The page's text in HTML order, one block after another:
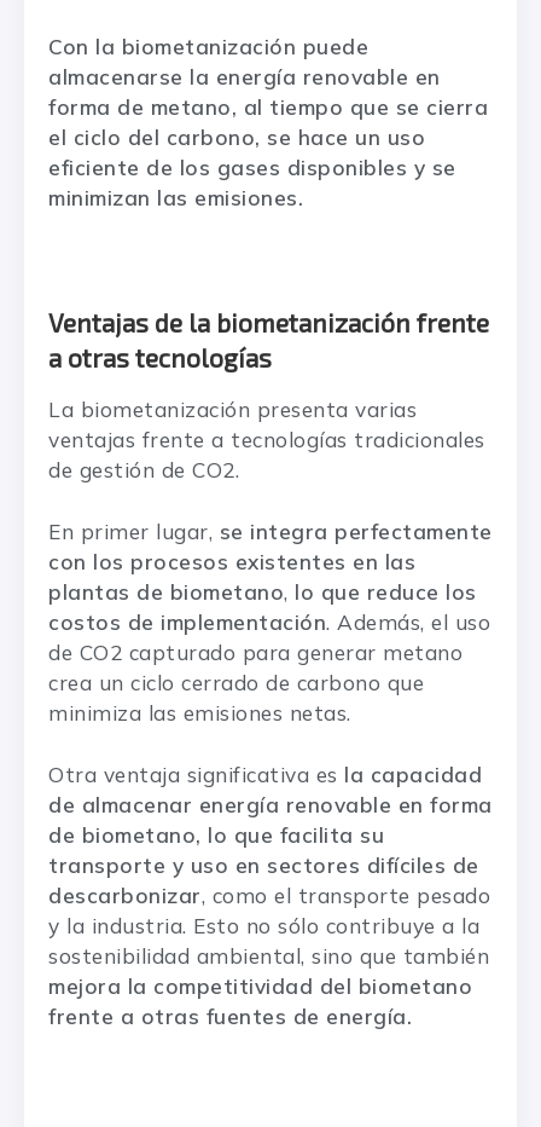
Con la biometanización puede
almacenarse la energía renovable en
forma de metano, al tiempo que se cierra
el ciclo del carbono, se hace un uso
eficiente de los gases disponibles y se
minimizan las emisiones.
Ventajas de la biometanización frente
a otras tecnologías
La biometanización presenta varias
ventajas frente a tecnologías tradicionales
de gestión de CO2.
En primer lugar, se integra perfectamente
con los procesos existentes en las
plantas de biometano, lo que reduce los
costos de implementación. Además, el uso
de CO2 capturado para generar metano
crea un ciclo cerrado de carbono que
minimiza las emisiones netas.
Otra ventaja significativa es la capacidad
de almacenar energía renovable en forma
de biometano, lo que facilita su
transporte y uso en sectores difíciles de
descarbonizar, como el transporte pesado
y la industria. Esto no sólo contribuye a la
sostenibilidad ambiental, sino que también
mejora la competitividad del biometano
frente a otras fuentes de energía.